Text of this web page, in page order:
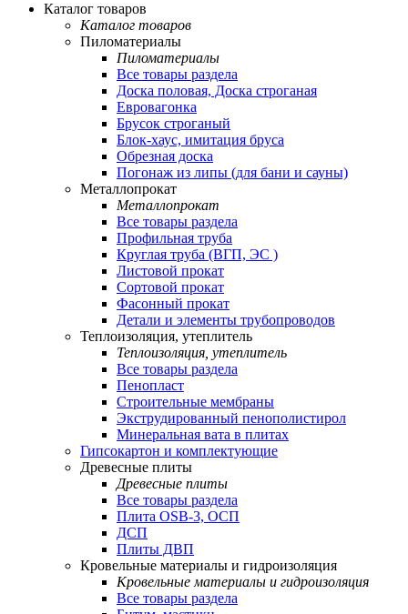
Каталог товаров
Каталог товаров
Пиломатериалы
Пиломатериалы
Все товары раздела
Доска половая, Доска строганая
Евровагонка
Брусок строганый
Блок-хаус, имитация бруса
Обрезная доска
Погонаж из липы (для бани и сауны)
Металлопрокат
Металлопрокат
Все товары раздела
Профильная труба
Круглая труба (ВГП, ЭС )
Листовой прокат
Сортовой прокат
Фасонный прокат
Детали и элементы трубопроводов
Теплоизоляция, утеплитель
Теплоизоляция, утеплитель
Все товары раздела
Пенопласт
Строительные мембраны
Экструдированный пенополистирол
Минеральная вата в плитах
Гипсокартон и комплектующие
Древесные плиты
Древесные плиты
Все товары раздела
Плита OSB-3, ОСП
ДСП
Плиты ДВП
Кровельные материалы и гидроизоляция
Кровельные материалы и гидроизоляция
Все товары раздела